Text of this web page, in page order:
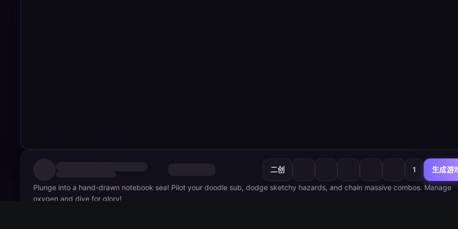
二创 1 生成游
Plunge into a hand-drawn notebook sea! Pilot your doodle sub, dodge sketchy hazards, and chain massive combos. Manage
oxygen and dive for glory!